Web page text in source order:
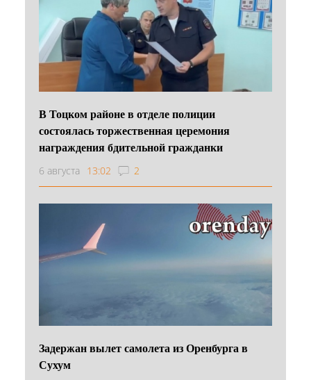
В Тоцком районе в отделе полиции
состоялась торжественная церемония
награждения бдительной гражданки
6 августа 13:02 2
Задержан вылет самолета из Оренбурга в
Сухум